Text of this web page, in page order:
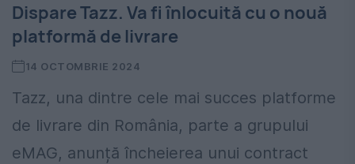
Dispare Tazz. Va fi înlocuită cu o nouă
platformă de livrare
14 OCTOMBRIE 2024
Tazz, una dintre cele mai succes platforme
de livrare din România, parte a grupului
eMAG, anunță încheierea unui contract